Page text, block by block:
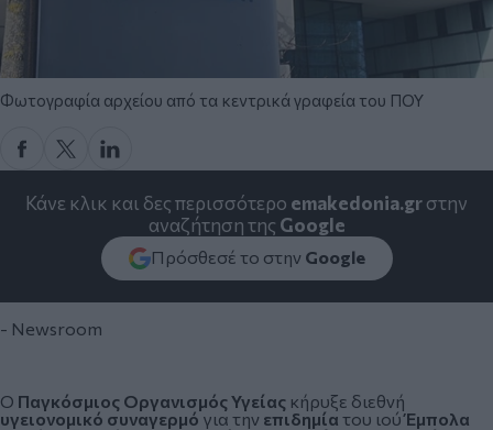
Φωτογραφία αρχείου από τα κεντρικά γραφεία του ΠΟΥ
Κάνε κλικ και δες περισσότερο emakedonia.grστην
αναζήτηση της Google
Πρόσθεσέ το στην Google
- Newsroom
Ο Παγκόσμιος Οργανισμός Υγείας κήρυξε διεθνή
υγειονομικό συναγερμόγια την επιδημία του ιούΈμπολα